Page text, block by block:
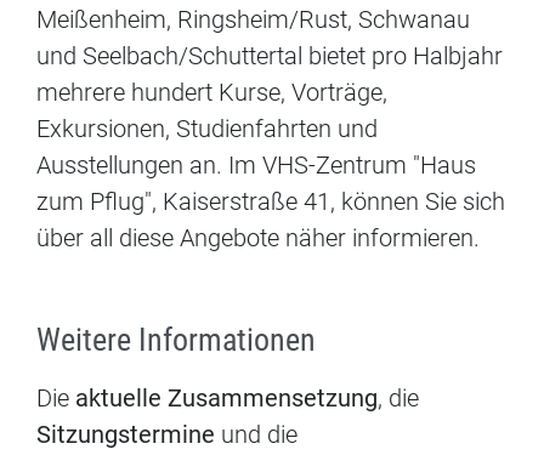
Meißenheim, Ringsheim/Rust, Schwanau
und Seelbach/Schuttertal bietet pro Halbjahr
mehrere hundert Kurse, Vorträge,
Exkursionen, Studienfahrten und
Ausstellungen an. Im VHS-Zentrum "Haus
zum Pflug", Kaiserstraße 41, können Sie sich
über all diese Angebote näher informieren.
Weitere Informationen
Die aktuelle Zusammensetzung, die
Sitzungstermine und die